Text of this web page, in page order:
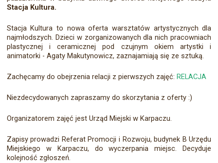
Stacja Kultura.
Stacja Kultura to nowa oferta warsztatów artystycznych dla
najmłodszych. Dzieci w zorganizowanych dla nich pracowniach
plastycznej i ceramicznej pod czujnym okiem artystki i
animatorki - Agaty Makutynowicz, zaznajamiają się ze sztuką.
Zachęcamy do obejrzenia relacji z pierwszych zajęć: RELACJA
Niezdecydowanych zapraszamy do skorzytania z oferty :)
Organizatorem zajęć jest Urząd Miejski w Karpaczu.
Zapisy prowadzi Referat Promocji i Rozwoju, budynek B Urzędu
Miejskiego w Karpaczu, do wyczerpania miejsc. Decyduje
kolejność zgłoszeń.